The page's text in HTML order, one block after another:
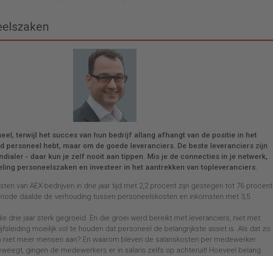
terwijl het succes van hun bedrijf allang afhangt van de positie in het
personeel hebt, maar om de goede leveranciers. De beste leveranciers zijn
- daar kun je zelf nooit aan tippen. Mis je de connecties in je netwerk,
personeelszaken en investeer in het aantrekken van topleveranciers.
van AEX-bedrijven in drie jaar tijd met 2,2 procent zijn gestegen tot 76 procent
daalde de verhouding tussen personeelskosten en inkomsten met 3,5
drie jaar sterk gegroeid. En die groei werd bereikt met leveranciers, niet met
moeilijk vol te houden dat personeel de belangrijkste asset is. Als dat zo
meer mensen aan? En waarom bleven de salariskosten per medewerker
gingen de medewerkers er in salaris zelfs op achteruit! Hoeveel belang